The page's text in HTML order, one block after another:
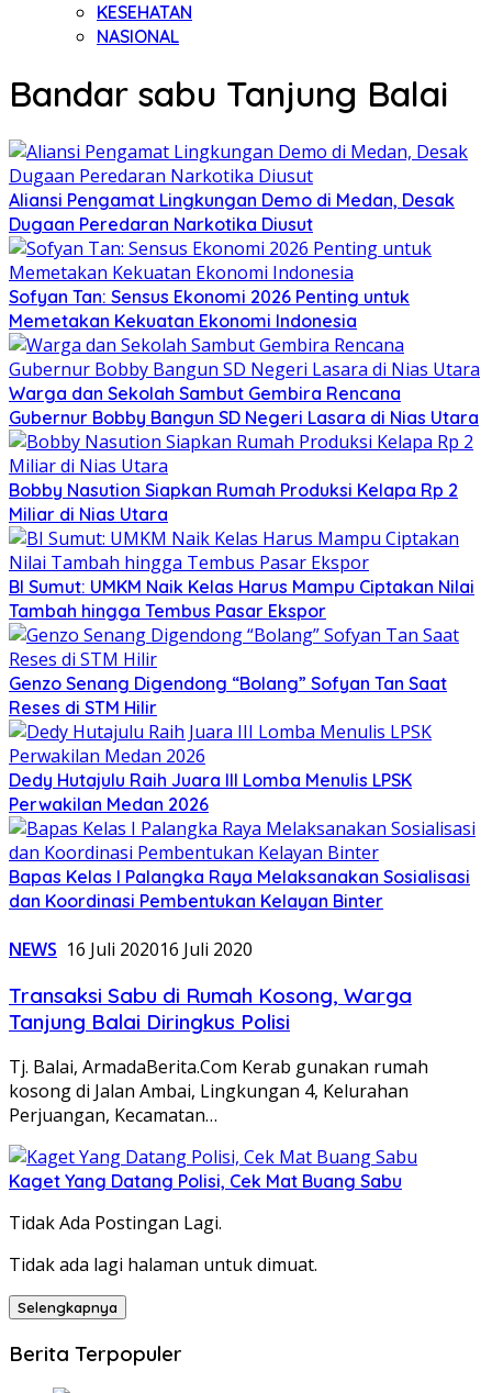
KESEHATAN
NASIONAL
Bandar sabu Tanjung Balai
Aliansi Pengamat Lingkungan Demo di Medan, Desak
Dugaan Peredaran Narkotika Diusut
Sofyan Tan: Sensus Ekonomi 2026 Penting untuk
Memetakan Kekuatan Ekonomi Indonesia
Warga dan Sekolah Sambut Gembira Rencana
Gubernur Bobby Bangun SD Negeri Lasara di Nias Utara
Bobby Nasution Siapkan Rumah Produksi Kelapa Rp 2
Miliar di Nias Utara
BI Sumut: UMKM Naik Kelas Harus Mampu Ciptakan Nilai
Tambah hingga Tembus Pasar Ekspor
Genzo Senang Digendong “Bolang” Sofyan Tan Saat
Reses di STM Hilir
Dedy Hutajulu Raih Juara III Lomba Menulis LPSK
Perwakilan Medan 2026
Bapas Kelas I Palangka Raya Melaksanakan Sosialisasi
dan Koordinasi Pembentukan Kelayan Binter
NEWS 16 Juli 202016 Juli 2020
Transaksi Sabu di Rumah Kosong, Warga
Tanjung Balai Diringkus Polisi
Tj. Balai, ArmadaBerita.Com Kerab gunakan rumah
kosong di Jalan Ambai, Lingkungan 4, Kelurahan
Perjuangan, Kecamatan…
Kaget Yang Datang Polisi, Cek Mat Buang Sabu
Tidak Ada Postingan Lagi.
Tidak ada lagi halaman untuk dimuat.
Selengkapnya
Berita Terpopuler